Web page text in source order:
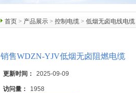
首页 > 产品展示 > 控制电缆 > 低烟无卤电线电缆
销售WDZN-YJV低烟无卤阻燃电缆
更新时间： 2025-09-09
访问量： 1958